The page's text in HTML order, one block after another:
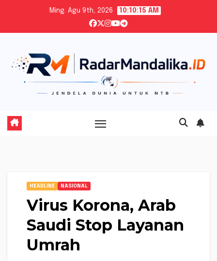
content
Ming. Agu 9th, 2026 10:10:16 AM
HEADLINE NASIONAL
Virus Korona, Arab
Saudi Stop Layanan
Umrah